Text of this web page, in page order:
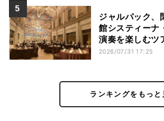
ジャルパック、
館システィーナ
演奏を楽しむツ
5つのコース
2026/07/31 17:25
ランキングをもっと